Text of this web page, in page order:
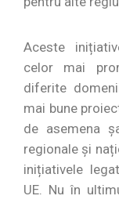
Aceste
celor mai
diferite
mai bune
de asemena
regionale şi
inițiativele
UE. Nu în